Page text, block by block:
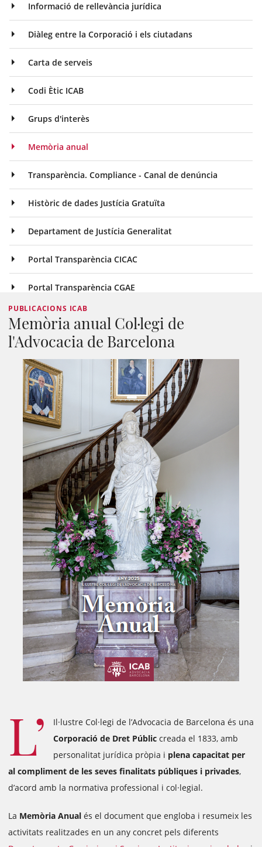
Informació de rellevància jurídica
Diàleg entre la Corporació i els ciutadans
Carta de serveis
Codi Ètic ICAB
Grups d'interès
Memòria anual
Transparència. Compliance - Canal de denúncia
Històric de dades Justícia Gratuïta
Departament de Justícia Generalitat
Portal Transparència CICAC
Portal Transparència CGAE
PUBLICACIONS ICAB
Memòria anual Col·legi de
l'Advocacia de Barcelona
L’
Il·lustre Col·legi de l’Advocacia de Barcelona és una
Corporació de Dret Públic creada el 1833, amb
personalitat jurídica pròpia i plena capacitat per
al compliment de les seves finalitats públiques i privades,
d’acord amb la normativa professional i col·legial.
La Memòria Anual és el document que engloba i resumeix les
activitats realitzades en un any concret pels diferents